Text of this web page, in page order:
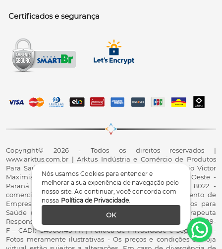
Nós usamos Cookies para entender e
melhorar a sua experiência de navegação pelo
nosso site. Ao continuar, você concorda com
nossa Política de Privacidade.
OK
Certificados e segurança
Copyright© 2026 - Todos os direitos reservados |
www.arktus.com.br | Arktus Indústria e Comércio de Produtos
Para Saúde Ltda | CNPJ: 01.417.367/0001-78 | R. Antônio Victor
Maximiano, 107, Parque Industrial II, Santa Tereza do Oeste -
Paraná - CEP 85825-900 - Fale conosco: 0800 200 8022 -
comercial@arktus.com.br | Autorização de Funcionamento de
Empresa - AFE/ANVISA - Para Fabricação de Produtos para
Saúde (Correlatos): 8.02.844-5 (UX418X102741) - Fisioterapeuta
Responsável Técnico Dr. Alex Fernando Zani - Crefito8(PR): 8409-
F – CADI: CA000145-PR | Política de Privacidade e Segurança -
Fotos meramente ilustrativas - Os preços e condições da loja